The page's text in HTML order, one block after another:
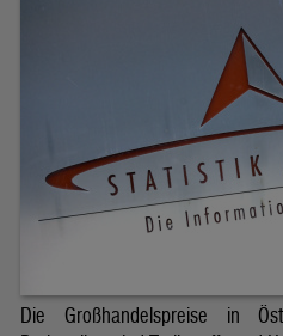
Die Großhandelspreise in